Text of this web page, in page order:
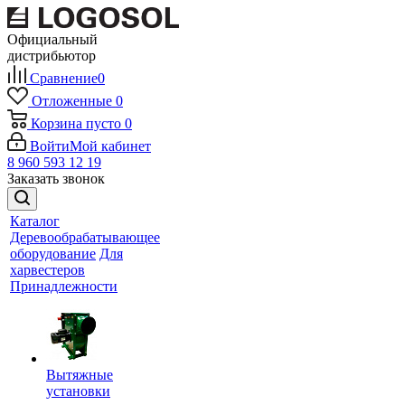
Официальный
дистрибьютор
Сравнение0
Отложенные 0
Корзина пусто 0
ВойтиМой кабинет
8 960 593 12 19
Заказать звонок
Каталог
Деревообрабатывающее
оборудование Для
харвестеров
Принадлежности
Вытяжные
установки